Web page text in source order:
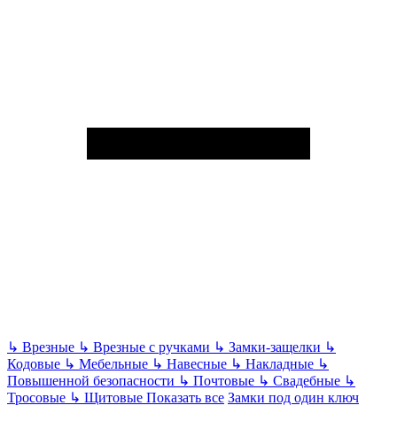
↳ Врезные ↳ Врезные с ручками ↳ Замки-защелки ↳
Кодовые ↳ Мебельные ↳ Навесные ↳ Накладные ↳
Повышенной безопасности ↳ Почтовые ↳ Свадебные ↳
Тросовые ↳ Щитовые Показать все Замки под один ключ